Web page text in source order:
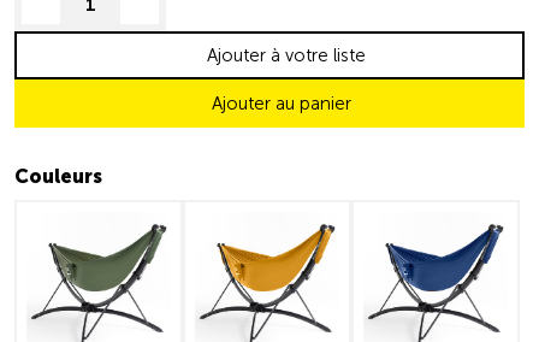
decrease quantity
Ajouter au panier
Ajouter à votre liste
Couleurs